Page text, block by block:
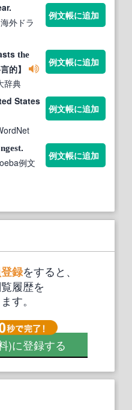
外ドラ
例文帳に追加
the
的】
辞典
例文帳に追加
States
例文帳に追加
.
例文
例文帳に追加
録をすると、
履歴を
す。
)に登録する